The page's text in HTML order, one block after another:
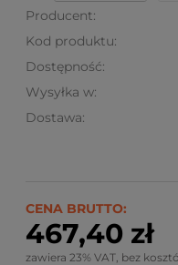
Producent:
Kod produktu:
Dostępność:
Wysyłka w:
Dostawa:
Ze względu na
CENA BRUTTO:
467,40 zł
zawiera 23% VAT, bez